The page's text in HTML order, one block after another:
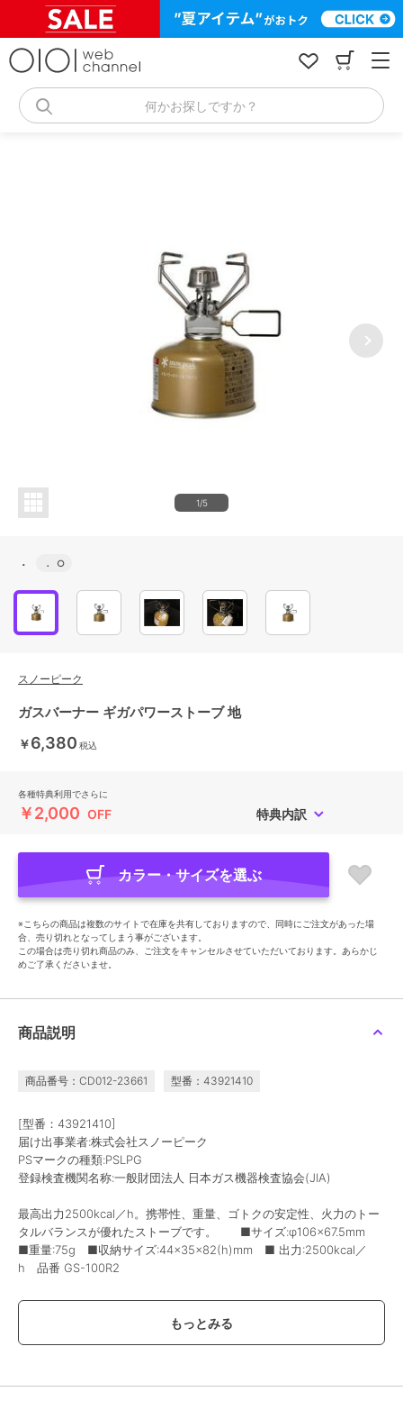
何かお探しですか？
1/5
． ． ○
スノーピーク
ガスバーナー ギガパワーストーブ 地
￥6,380 税込
各種特典利用でさらに
￥2,000 OFF 特典内訳
カラー・サイズを選ぶ
※こちらの商品は複数のサイトで在庫を共有しておりますので、同時にご注文があった場
合、売り切れとなってしまう事がございます。
この場合は売り切れ商品のみ、ご注文をキャンセルさせていただいております。あらかじ
めご了承くださいませ。
商品説明
商品番号：CD012-23661 型番：43921410
[型番：43921410]
届け出事業者:株式会社スノーピーク
PSマークの種類:PSLPG
登録検査機関名称:一般財団法人 日本ガス機器検査協会(JIA)
最高出力2500kcal／h。携帯性、重量、ゴトクの安定性、火力のトー
タルバランスが優れたストーブです。 ■サイズ:φ106×67.5mm
■重量:75g ■収納サイズ:44×35×82(h)mm ■ 出力:2500kcal／
h 品番 GS-100R2
メーカー品番：GS-100R2